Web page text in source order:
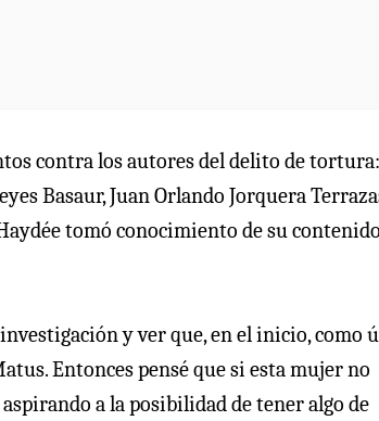
contra los autores del delito de
Basaur, Juan Orlando Jorquera
tomó conocimiento de su
y ver que, en el inicio, como
Entonces pensé que si esta mujer no
a la posibilidad de tener algo de